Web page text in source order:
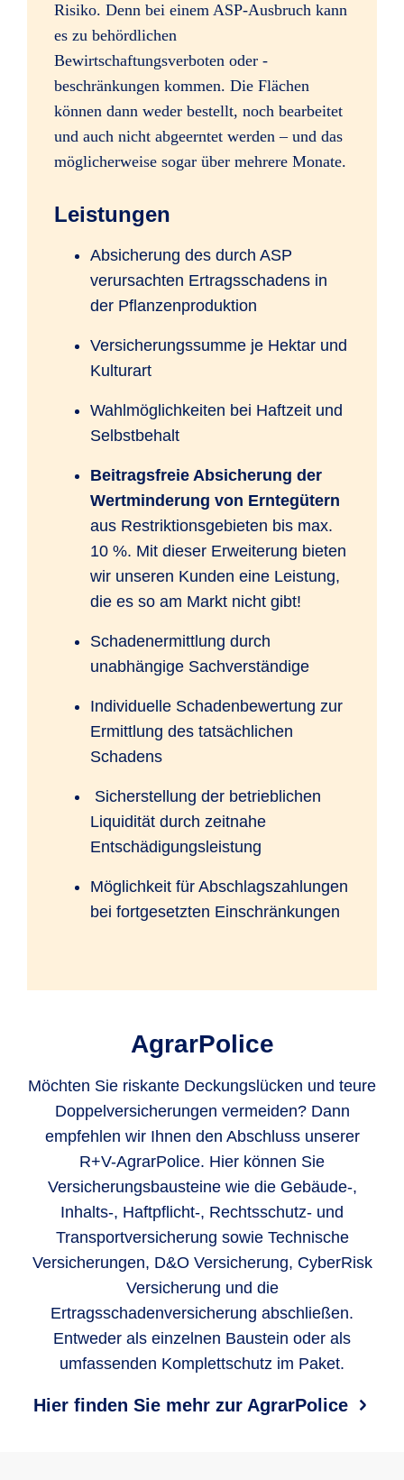
Risiko. Denn bei einem ASP-Ausbruch kann
es zu behördlichen
Bewirtschaftungsverboten oder -
beschränkungen kommen. Die Flächen
können dann weder bestellt, noch bearbeitet
und auch nicht abgeerntet werden – und das
möglicherweise sogar über mehrere Monate.
Leistungen
Absicherung des durch ASP
verursachten Ertragsschadens in
der Pflanzenproduktion
Versicherungssumme je Hektar und
Kulturart
Wahlmöglichkeiten bei Haftzeit und
Selbstbehalt
Beitragsfreie Absicherung der
Wertminderung von Erntegütern
aus Restriktionsgebieten bis max.
10 %. Mit dieser Erweiterung bieten
wir unseren Kunden eine Leistung,
die es so am Markt nicht gibt!
Schadenermittlung durch
unabhängige Sachverständige
Individuelle Schadenbewertung zur
Ermittlung des tatsächlichen
Schadens
Sicherstellung der betrieblichen
Liquidität durch zeitnahe
Entschädigungsleistung
Möglichkeit für Abschlagszahlungen
bei fortgesetzten Einschränkungen
AgrarPolice
Möchten Sie riskante Deckungslücken und teure
Doppelversicherungen vermeiden? Dann
empfehlen wir Ihnen den Abschluss unserer
R+V-AgrarPolice. Hier können Sie
Versicherungsbausteine wie die Gebäude-,
Inhalts-, Haftpflicht-, Rechtsschutz- und
Transportversicherung sowie Technische
Versicherungen, D&O Versicherung, CyberRisk
Versicherung und die
Ertragsschadenversicherung abschließen.
Entweder als einzelnen Baustein oder als
umfassenden Komplettschutz im Paket.
Hier finden Sie mehr zur AgrarPolice